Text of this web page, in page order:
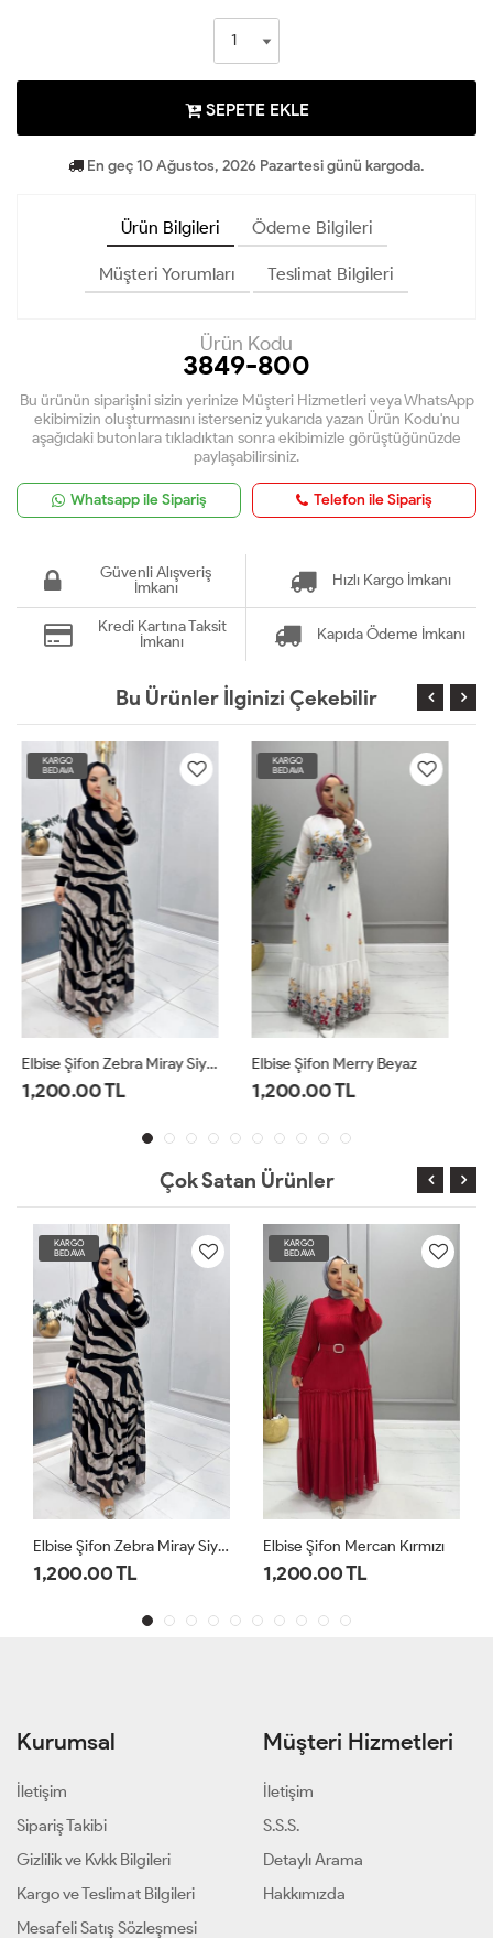
SEPETE EKLE
En geç 10 Ağustos, 2026 Pazartesi günü kargoda.
Ürün Bilgileri Ödeme Bilgileri
Müşteri Yorumları Teslimat Bilgileri
Ürün Kodu
3849-800
Bu ürünün siparişini sizin yerinize Müşteri Hizmetleri veya WhatsApp
ekibimizin oluşturmasını isterseniz yukarıda yazan Ürün Kodu'nu
aşağıdaki butonlara tıkladıktan sonra ekibimizle görüştüğünüzde
paylaşabilirsiniz.
Whatsapp ile Sipariş Telefon ile Sipariş
Güvenli Alışveriş
İmkanı
Hızlı Kargo İmkanı
Kredi Kartına Taksit
İmkanı
Kapıda Ödeme İmkanı
Bu Ürünler İlginizi Çekebilir
KARGO
BEDAVA
Elbise Şifon Merry Beyaz
1,200.00 TL
KARGO
BEDAVA
1,300.00 TL
Çok Satan Ürünler
KARGO
BEDAVA
Elbise Şifon Mercan Kırmızı
1,200.00 TL
KARGO
BEDAVA
1,200.00 TL
Kurumsal
İletişim
Sipariş Takibi
Gizlilik ve Kvkk Bilgileri
Kargo ve Teslimat Bilgileri
Mesafeli Satış Sözleşmesi
Müşteri Hizmetleri
İletişim
S.S.S.
Detaylı Arama
Hakkımızda